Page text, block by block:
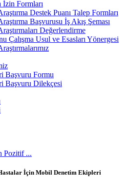
İzin Formları
Destek Puanı Talep Formları
Başvurusu İş Akış Şeması
Değerlendirme
Çalışma Usul ve Esasları Yönergesi
Başvuru Formu
Başvuru Dilekçesi
Pozitif ...
İçin Mobil Denetim Ekipleri